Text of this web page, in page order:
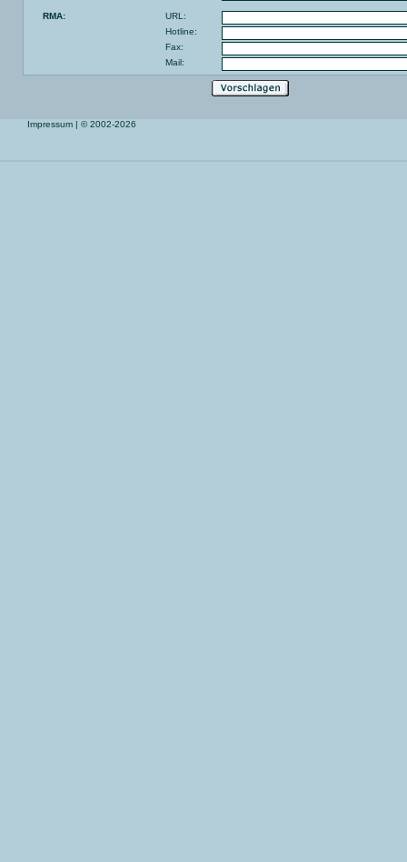
RMA:
URL:
Hotline:
Fax:
Mail:
Impressum | © 2002-2026